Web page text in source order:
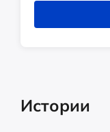
Истории